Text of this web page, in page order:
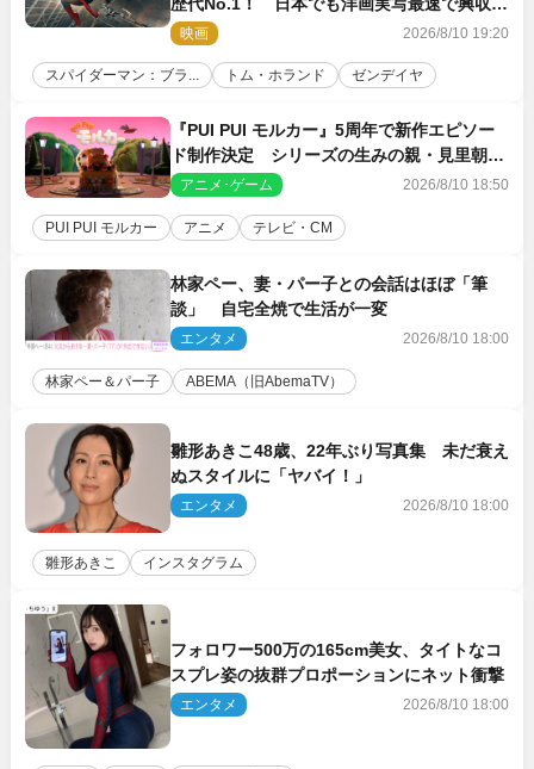
30億円突破
映画 2026/8/10 19:20
スパイダーマン：ブラ... トム・ホランド ゼンデイヤ
『PUI PUI モルカー』5周年で新作エピソー
ド制作決定 シリーズの生みの親・見里朝希
監督が復帰
アニメ･ゲーム 2026/8/10 18:50
PUI PUI モルカー アニメ テレビ・CM
林家ペー、妻・パー子との会話はほぼ「筆
談」 自宅全焼で生活が一変
エンタメ 2026/8/10 18:00
林家ペー＆パー子 ABEMA（旧AbemaTV）
雛形あきこ48歳、22年ぶり写真集 未だ衰え
ぬスタイルに「ヤバイ！」
エンタメ 2026/8/10 18:00
雛形あきこ インスタグラム
フォロワー500万の165cm美女、タイトなコ
スプレ姿の抜群プロポーションにネット衝撃
エンタメ 2026/8/10 18:00